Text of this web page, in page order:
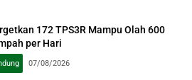
172 TPS3R Mampu Olah 600
per Hari
07/08/2026